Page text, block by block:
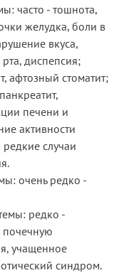
часто - тошнота,
желудка, боли в
вкуса,
диспепсия;
афтозный стоматит;
печени и
активности
случаи
очень редко -
редко -
учащенное
синдром.